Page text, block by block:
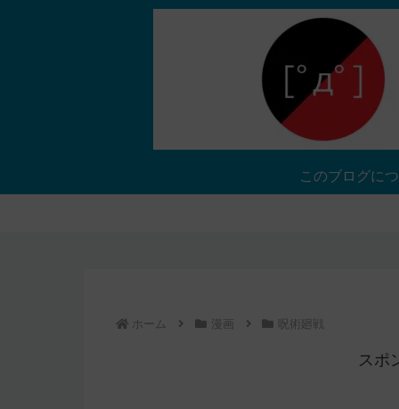
このブログに
ホーム 漫画 呪術廻戦
スポ